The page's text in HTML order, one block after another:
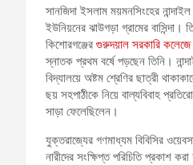
সানজিদা ইসলাম ময়মনসিংহের
ইউনিয়নের ঝাউগড়া গ্রামের বাসিন্দা।
কিশোরগঞ্জের গুরুদয়াল সরকারি কলেজে
স্নাতক প্রথম বর্ষে পড়ছেন তিনি।
বিদ্যালয়ে অষ্টম শ্রেণির ছাত্রী
ছয় সহপাঠীকে নিয়ে বাল্যবিবাহ
সাড়া ফেলেছিলেন।
যুক্তরাজ্যের গণমাধ্যম বিবিসির
নারীদের সংক্ষিপ্ত পরিচিতি প্রকাশ